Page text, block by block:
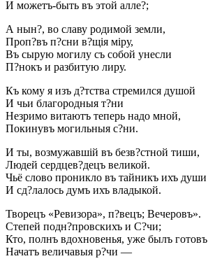
И можетъ-быть въ этой алле?;
А нын?, во славу родимой земли,
Проп?въ п?сни в?щія міру,
Въ сырую могилу съ собой унесли
П?нокъ и разбитую лиру.
Къ кому я изъ д?тства стремился душой
И чьи благородныя т?ни
Незримо витаютъ теперь надо мной,
Покинувъ могильныя с?ни.
И ты, возмужавшій въ безв?стной тиши,
Людей сердцев?децъ великой.
Чьё слово проникло въ тайникъ ихъ души
И сд?лалось думъ ихъ владыкой.
Творецъ «Ревизора», п?вецъ; Вечеровъ».
Степей подн?провскихъ и С?чи;
Кто, полнъ вдохновенья, уже былъ готовъ
Начатъ величавыя р?чи —